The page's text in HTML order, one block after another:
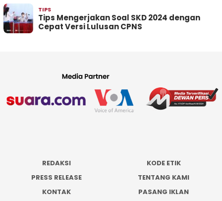
TIPS
Tips Mengerjakan Soal SKD 2024 dengan
Cepat Versi Lulusan CPNS
REDAKSI
KODE ETIK
PRESS RELEASE
TENTANG KAMI
KONTAK
PASANG IKLAN